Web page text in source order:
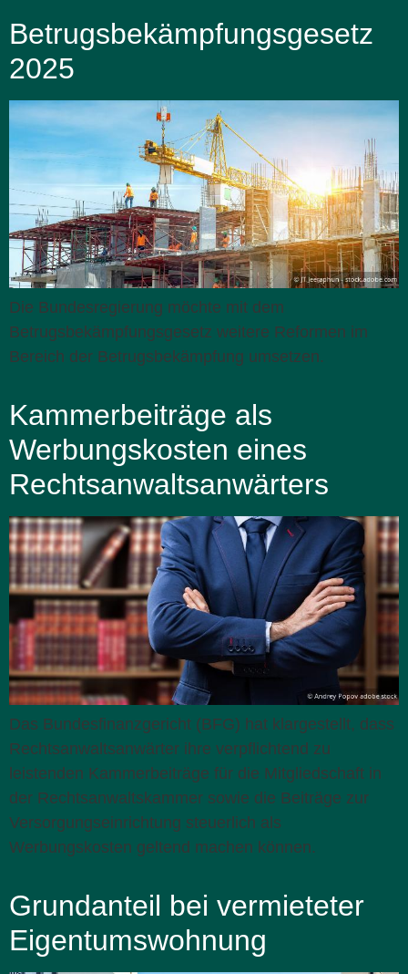
Betrugsbekämpfungsgesetz
2025
Die Bundesregierung möchte mit dem
Betrugsbekämpfungsgesetz weitere Reformen im
Bereich der Betrugsbekämpfung umsetzen.
Kammerbeiträge als
Werbungskosten eines
Rechtsanwaltsanwärters
Das Bundesfinanzgericht (BFG) hat klargestellt, dass
Rechtsanwaltsanwärter ihre verpflichtend zu
leistenden Kammerbeiträge für die Mitgliedschaft in
der Rechtsanwaltskammer sowie die Beiträge zur
Versorgungseinrichtung steuerlich als
Werbungskosten geltend machen können.
Grundanteil bei vermieteter
Eigentumswohnung